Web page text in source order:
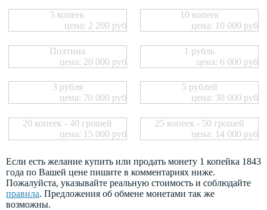
5 копеек
цена: 2 200 руб
10 копеек
цена: 10 000 руб
Полтина
цена: 20 000 руб
1 рубль
цена: 6 000 руб
3 рубля
цена: 70 000 руб
5 рублей
цена: 30 000 руб
20 копеек - 40 грошей
цена: 15 000 руб
25 копеек - 50 грошей
цена: 14 000 руб
Если есть желание купить или продать монету 1 копейка 1843
года по Вашей цене пишите в комментариях ниже.
Пожалуйста, указывайте реальную стоимость и соблюдайте
правила. Предложения об обмене монетами так же
возможны.